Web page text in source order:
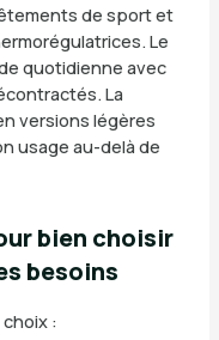
de sport et
Le
quotidienne avec
La
versions légères
usage au-delà de
bien choisir
besoins
: